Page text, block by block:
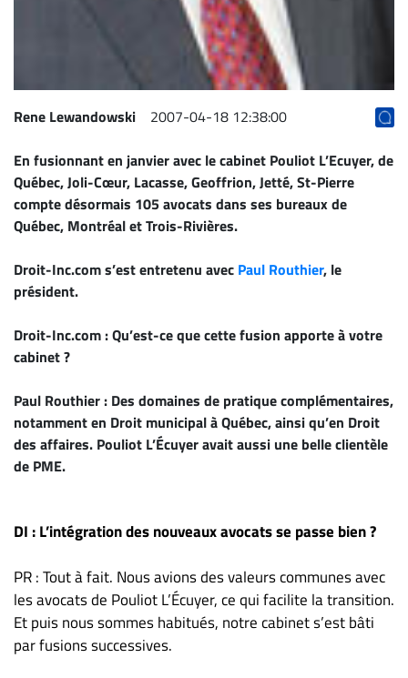
ENTREPRISES
entreprises
Page
entreprises
Publier
emploi
Publicité
Solutions de
recrutements
TROUVEZ-
NOUS
Nous
propos
Infolettre
S’abonner
FAQ
Politique de
Rene Lewandowski 2007-04-18 12:38:00
En fusionnant en janvier avec le cabinet Pouliot L’Ecuyer, de
Québec, Joli-Cœur, Lacasse, Geoffrion, Jetté, St-Pierre
compte désormais 105 avocats dans ses bureaux de
Québec, Montréal et Trois-Rivières.
Droit-Inc.com s’est entretenu avec Paul Routhier, le
président.
Droit-Inc.com : Qu’est-ce que cette fusion apporte à votre
cabinet ?
Paul Routhier : Des domaines de pratique complémentaires,
notamment en Droit municipal à Québec, ainsi qu’en Droit
des affaires. Pouliot L’Écuyer avait aussi une belle clientèle
de PME.
DI : L’intégration des nouveaux avocats se passe bien ?
PR : Tout à fait. Nous avions des valeurs communes avec
les avocats de Pouliot L’Écuyer, ce qui facilite la transition.
Et puis nous sommes habitués, notre cabinet s’est bâti
par fusions successives.